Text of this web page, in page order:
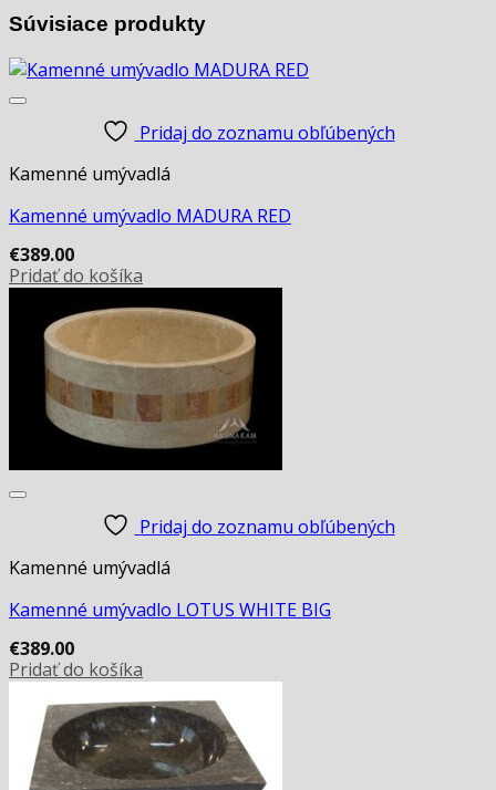
Súvisiace produkty
Pridaj do zoznamu obľúbených
Kamenné umývadlá
Kamenné umývadlo MADURA RED
€389.00
Pridať do košíka
Pridaj do zoznamu obľúbených
Kamenné umývadlá
Kamenné umývadlo LOTUS WHITE BIG
€389.00
Pridať do košíka